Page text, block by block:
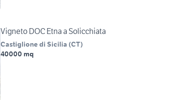
Vigneto DOC Etna a Solicchiata
Castiglione di Sicilia (CT)
40000 mq